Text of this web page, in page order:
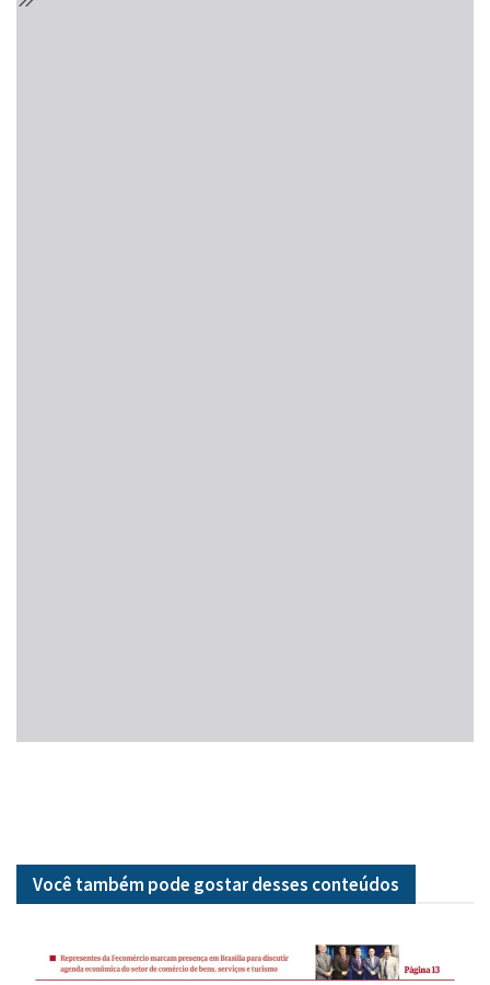
Você também pode gostar desses conteúdos